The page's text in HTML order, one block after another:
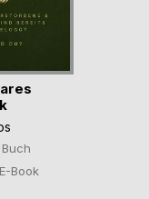
Buch
E-Book